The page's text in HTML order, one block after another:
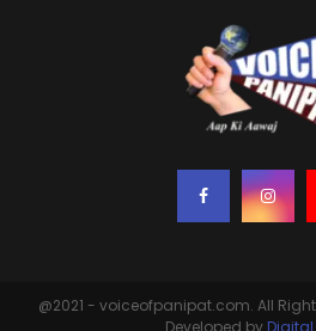
@2021 - voiceofpanipat.com. All
Developed by